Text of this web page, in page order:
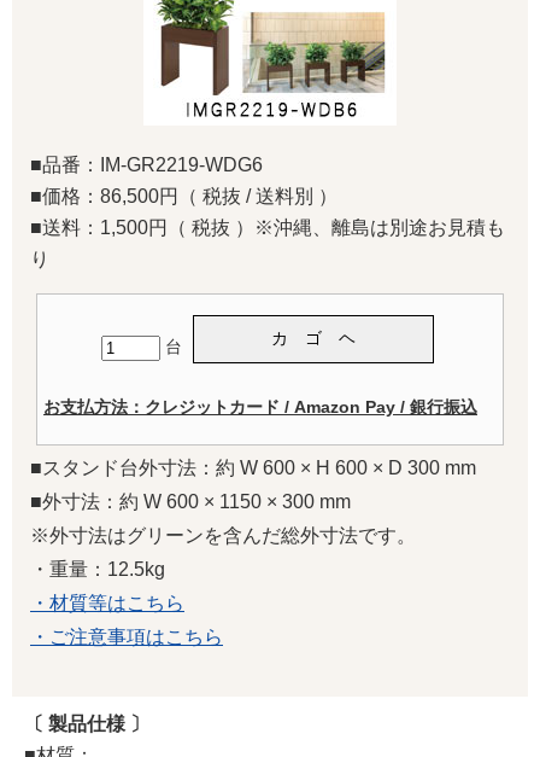
■品番：IM-GR2219-WDG6
■価格：86,500円（ 税抜 / 送料別 ）
■送料：1,500円（ 税抜 ）※沖縄、離島は別途お見積も
り
台
お支払方法：クレジットカード / Amazon Pay / 銀行振込
■スタンド台外寸法：約 W 600 × H 600 × D 300 mm
■外寸法：約 W 600 × 1150 × 300 mm
※外寸法はグリーンを含んだ総外寸法です。
・重量：12.5kg
・材質等はこちら
・ご注意事項はこちら
〔 製品仕様 〕